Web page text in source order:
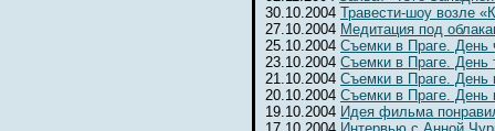
30.10.2004 Травести-шоу возле
27.10.2004 Медитация под
25.10.2004 Съемки в Праге. День
23.10.2004 Съемки в Праге. День
21.10.2004 Съемки в Праге. День
20.10.2004 Съемки в Праге. День
19.10.2004 Идея фильма